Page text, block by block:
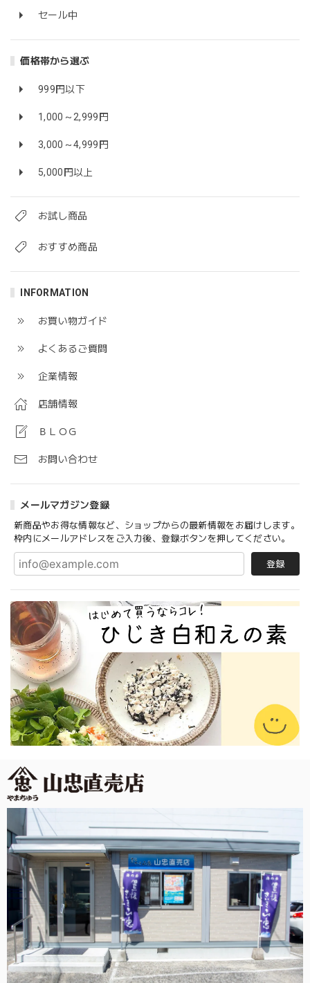
セール中
価格帯から選ぶ
999円以下
1,000～2,999円
3,000～4,999円
5,000円以上
お試し商品
おすすめ商品
INFORMATION
お買い物ガイド
よくあるご質問
企業情報
店舗情報
ＢＬＯＧ
お問い合わせ
メールマガジン登録
新商品やお得な情報など、ショップからの最新情報をお届けします。
枠内にメールアドレスをご入力後、登録ボタンを押してください。
登録